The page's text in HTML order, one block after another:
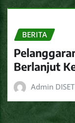
BERITA
Berlanjut
Admin